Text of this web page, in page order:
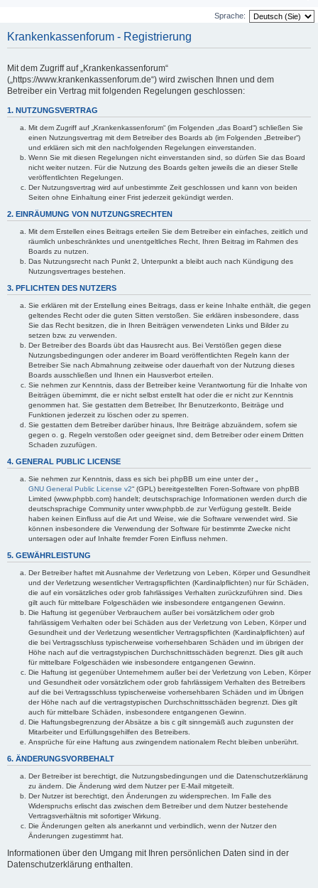
u
Sprache:
Krankenkassenforum - Registrierung
Mit dem Zugriff auf „Krankenkassenforum“
(„https://www.krankenkassenforum.de“) wird zwischen Ihnen und dem
Betreiber ein Vertrag mit folgenden Regelungen geschlossen:
1. NUTZUNGSVERTRAG
Mit dem Zugriff auf „Krankenkassenforum“ (im Folgenden „das Board“) schließen Sie
einen Nutzungsvertrag mit dem Betreiber des Boards ab (im Folgenden „Betreiber“)
und erklären sich mit den nachfolgenden Regelungen einverstanden.
Wenn Sie mit diesen Regelungen nicht einverstanden sind, so dürfen Sie das Board
nicht weiter nutzen. Für die Nutzung des Boards gelten jeweils die an dieser Stelle
veröffentlichten Regelungen.
Der Nutzungsvertrag wird auf unbestimmte Zeit geschlossen und kann von beiden
Seiten ohne Einhaltung einer Frist jederzeit gekündigt werden.
2. EINRÄUMUNG VON NUTZUNGSRECHTEN
Mit dem Erstellen eines Beitrags erteilen Sie dem Betreiber ein einfaches, zeitlich und
räumlich unbeschränktes und unentgeltliches Recht, Ihren Beitrag im Rahmen des
Boards zu nutzen.
Das Nutzungsrecht nach Punkt 2, Unterpunkt a bleibt auch nach Kündigung des
Nutzungsvertrages bestehen.
3. PFLICHTEN DES NUTZERS
Sie erklären mit der Erstellung eines Beitrags, dass er keine Inhalte enthält, die gegen
geltendes Recht oder die guten Sitten verstoßen. Sie erklären insbesondere, dass
Sie das Recht besitzen, die in Ihren Beiträgen verwendeten Links und Bilder zu
setzen bzw. zu verwenden.
Der Betreiber des Boards übt das Hausrecht aus. Bei Verstößen gegen diese
Nutzungsbedingungen oder anderer im Board veröffentlichten Regeln kann der
Betreiber Sie nach Abmahnung zeitweise oder dauerhaft von der Nutzung dieses
Boards ausschließen und Ihnen ein Hausverbot erteilen.
Sie nehmen zur Kenntnis, dass der Betreiber keine Verantwortung für die Inhalte von
Beiträgen übernimmt, die er nicht selbst erstellt hat oder die er nicht zur Kenntnis
genommen hat. Sie gestatten dem Betreiber, Ihr Benutzerkonto, Beiträge und
Funktionen jederzeit zu löschen oder zu sperren.
Sie gestatten dem Betreiber darüber hinaus, Ihre Beiträge abzuändern, sofern sie
gegen o. g. Regeln verstoßen oder geeignet sind, dem Betreiber oder einem Dritten
Schaden zuzufügen.
4. GENERAL PUBLIC LICENSE
Sie nehmen zur Kenntnis, dass es sich bei phpBB um eine unter der „
GNU General Public License v2“ (GPL) bereitgestellten Foren-Software von phpBB
Limited (www.phpbb.com) handelt; deutschsprachige Informationen werden durch die
deutschsprachige Community unter www.phpbb.de zur Verfügung gestellt. Beide
haben keinen Einfluss auf die Art und Weise, wie die Software verwendet wird. Sie
können insbesondere die Verwendung der Software für bestimmte Zwecke nicht
untersagen oder auf Inhalte fremder Foren Einfluss nehmen.
5. GEWÄHRLEISTUNG
Der Betreiber haftet mit Ausnahme der Verletzung von Leben, Körper und Gesundheit
und der Verletzung wesentlicher Vertragspflichten (Kardinalpflichten) nur für Schäden,
die auf ein vorsätzliches oder grob fahrlässiges Verhalten zurückzuführen sind. Dies
gilt auch für mittelbare Folgeschäden wie insbesondere entgangenen Gewinn.
Die Haftung ist gegenüber Verbrauchern außer bei vorsätzlichem oder grob
fahrlässigem Verhalten oder bei Schäden aus der Verletzung von Leben, Körper und
Gesundheit und der Verletzung wesentlicher Vertragspflichten (Kardinalpflichten) auf
die bei Vertragsschluss typischerweise vorhersehbaren Schäden und im übrigen der
Höhe nach auf die vertragstypischen Durchschnittsschäden begrenzt. Dies gilt auch
für mittelbare Folgeschäden wie insbesondere entgangenen Gewinn.
Die Haftung ist gegenüber Unternehmern außer bei der Verletzung von Leben, Körper
und Gesundheit oder vorsätzlichem oder grob fahrlässigem Verhalten des Betreibers
auf die bei Vertragsschluss typischerweise vorhersehbaren Schäden und im Übrigen
der Höhe nach auf die vertragstypischen Durchschnittsschäden begrenzt. Dies gilt
auch für mittelbare Schäden, insbesondere entgangenen Gewinn.
Die Haftungsbegrenzung der Absätze a bis c gilt sinngemäß auch zugunsten der
Mitarbeiter und Erfüllungsgehilfen des Betreibers.
Ansprüche für eine Haftung aus zwingendem nationalem Recht bleiben unberührt.
6. ÄNDERUNGSVORBEHALT
Der Betreiber ist berechtigt, die Nutzungsbedingungen und die Datenschutzerklärung
zu ändern. Die Änderung wird dem Nutzer per E-Mail mitgeteilt.
Der Nutzer ist berechtigt, den Änderungen zu widersprechen. Im Falle des
Widerspruchs erlischt das zwischen dem Betreiber und dem Nutzer bestehende
Vertragsverhältnis mit sofortiger Wirkung.
Die Änderungen gelten als anerkannt und verbindlich, wenn der Nutzer den
Änderungen zugestimmt hat.
Informationen über den Umgang mit Ihren persönlichen Daten sind in der
Datenschutzerklärung enthalten.